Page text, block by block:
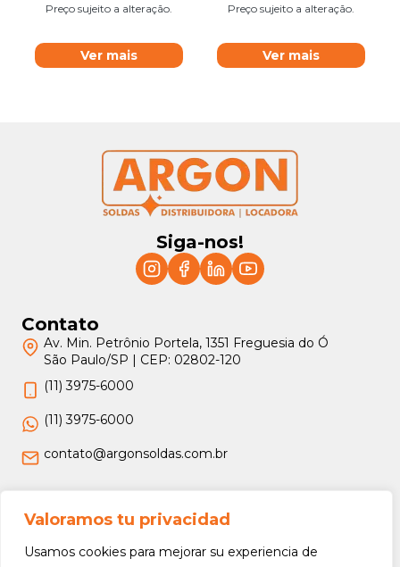
Valoramos tu privacidad
Usamos cookies para mejorar su experiencia de
Preço sujeito a alteração.
Ver mais
Preço sujeito a alteração.
Ver mais
Siga-nos!
Contato
Av. Min. Petrônio Portela, 1351 Freguesia do Ó
São Paulo/SP | CEP: 02802-120
(11) 3975-6000
(11) 3975-6000
contato@argonsoldas.com.br
Jurídico
Termos e Condições
Política de Privacidade